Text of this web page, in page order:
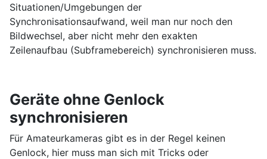
Situationen/Umgebungen der
Synchronisationsaufwand, weil man nur noch den
Bildwechsel, aber nicht mehr den exakten
Zeilenaufbau (Subframebereich) synchronisieren muss.
Geräte ohne Genlock
synchronisieren
Für Amateurkameras gibt es in der Regel keinen
Genlock, hier muss man sich mit Tricks oder